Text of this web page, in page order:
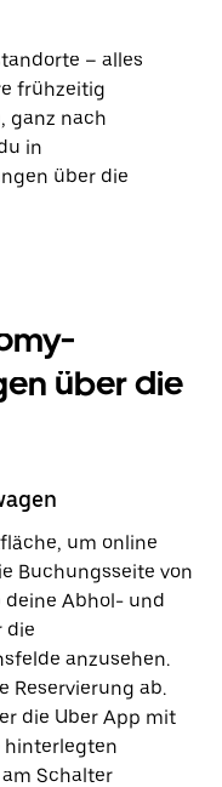
– alles
frühzeitig
ganz nach
in
über die
über die
um online
Buchungsseite von
deine Abhol- und
die
anzusehen.
Reservierung ab.
die Uber App mit
hinterlegten
Schalter